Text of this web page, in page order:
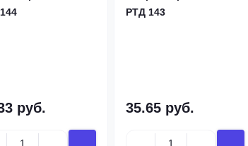
руб.
РТД 143
35.65 руб.